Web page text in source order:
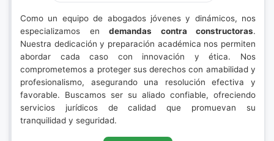
Como un equipo de abogados jóvenes y dinámicos, nos
especializamos en demandas contra constructoras.
Nuestra dedicación y preparación académica nos permiten
abordar cada caso con innovación y ética. Nos
comprometemos a proteger sus derechos con amabilidad y
profesionalismo, asegurando una resolución efectiva y
favorable. Buscamos ser su aliado confiable, ofreciendo
servicios jurídicos de calidad que promuevan su
tranquilidad y seguridad.